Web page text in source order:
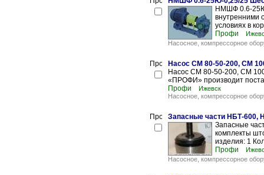
НМШФ 0.6-
внутренними
условиях в
Профи
Насосное, компрессорное
Насос СМ 80-50-200, СМ
Насос СМ 80-50-200, СМ
«ПРОФИ» производит
Профи
Ижевск
Насосное, компрессорное
Запасные части НБТ-600,
Запасные
комплекты
изделия: 1
Профи
Насосное, компрессорное